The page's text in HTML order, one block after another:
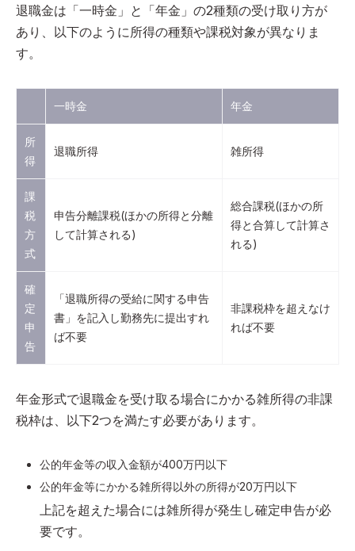
退職金は「一時金」と「年金」の2種類の受け取り方が
あり、以下のように所得の種類や課税対象が異なりま
す。
一時金 年金
所
得
退職所得 雑所得
課
税
方
式
申告分離課税(ほかの所得と分離
して計算される)
総合課税(ほかの所
得と合算して計算さ
れる)
確
定
申
告
「退職所得の受給に関する申告
書」を記入し勤務先に提出すれ
ば不要
非課税枠を超えなけ
れば不要
年金形式で退職金を受け取る場合にかかる雑所得の非課
税枠は、以下2つを満たす必要があります。
公的年金等の収入金額が400万円以下
公的年金等にかかる雑所得以外の所得が20万円以下
上記を超えた場合には雑所得が発生し確定申告が必
要です。